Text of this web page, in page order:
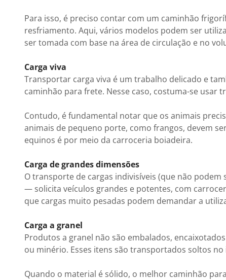
Para isso, é preciso contar com um caminhão
resfriamento. Aqui, vários modelos podem ser
ser tomada com base na área de circulação e no
Carga viva
Transportar carga viva é um trabalho delicado e
caminhão para frete. Nesse caso, costuma-se usar
Contudo, é fundamental notar que os animais
animais de pequeno porte, como frangos, devem
equinos é por meio da carroceria boiadeira.
Carga de grandes dimensões
O transporte de cargas indivisíveis (que não
— solicita veículos grandes e potentes, com
que cargas muito pesadas podem demandar a
Carga a granel
Produtos a granel não são embalados,
ou minério. Esses itens são transportados soltos
Quando o material é sólido, o melhor caminhão